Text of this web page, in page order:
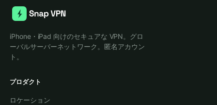
iPhone・iPad 向けのセキュアな VPN。グロ
ーバルサーバーネットワーク。匿名アカウン
ト。
プロダクト
ロケーション